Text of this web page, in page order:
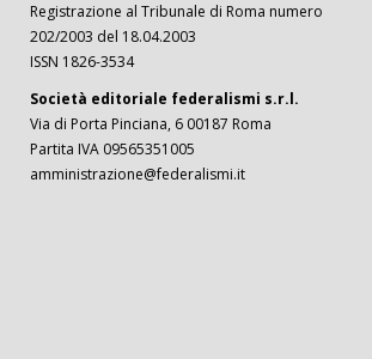
Registrazione al Tribunale di Roma numero
202/2003 del 18.04.2003
ISSN 1826-3534
Società editoriale federalismi s.r.l.
Via di Porta Pinciana, 6 00187 Roma
Partita IVA 09565351005
amministrazione@federalismi.it